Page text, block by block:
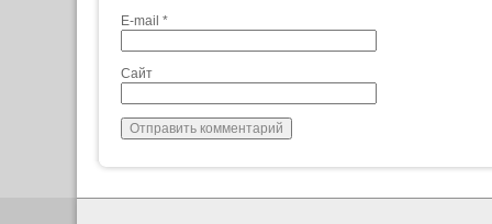
E-mail *
Сайт